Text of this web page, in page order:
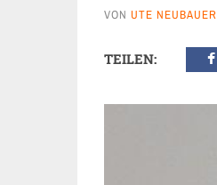
VON UTE NEUBAUER
TEILEN: